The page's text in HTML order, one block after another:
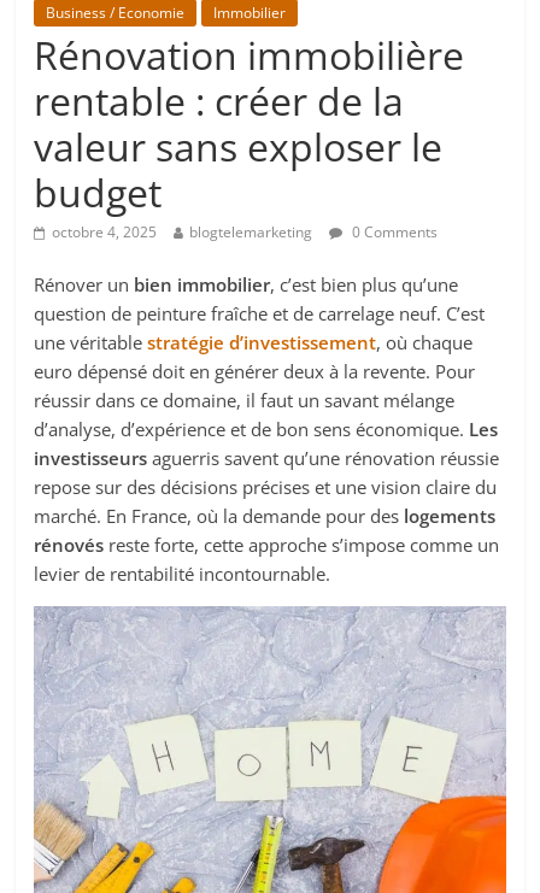
Business / Economie Immobilier
Rénovation immobilière
rentable : créer de la
valeur sans exploser le
budget
octobre 4, 2025 blogtelemarketing 0 Comments
Rénover un bien immobilier, c’est bien plus qu’une
question de peinture fraîche et de carrelage neuf. C’est
une véritablestratégie d’investissement, où chaque
euro dépensé doit en générer deux à la revente. Pour
réussir dans ce domaine, il faut un savant mélange
d’analyse, d’expérience et de bon sens économique. Les
investisseurs aguerris savent qu’une rénovation réussie
repose sur des décisions précises et une vision claire du
marché. En France, où la demande pour des logements
rénovés reste forte, cette approche s’impose comme un
levier de rentabilité incontournable.